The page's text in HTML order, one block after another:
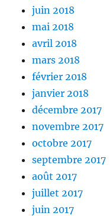
juin 2018
mai 2018
avril 2018
mars 2018
février 2018
janvier 2018
décembre 2017
novembre 2017
octobre 2017
septembre 2017
août 2017
juillet 2017
juin 2017